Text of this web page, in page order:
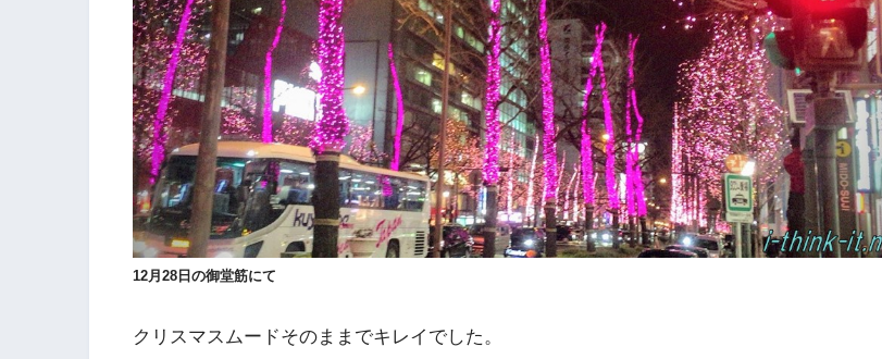
12月28日の御堂筋にて
クリスマスムードそのままでキレイでした。